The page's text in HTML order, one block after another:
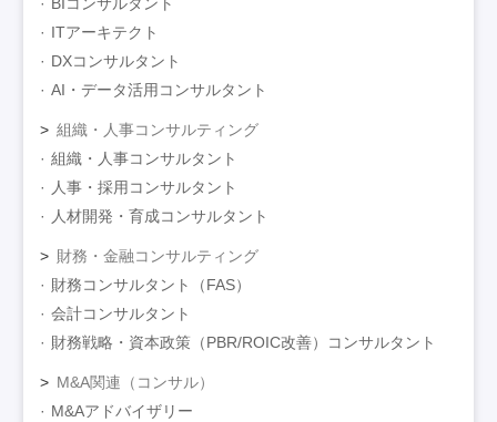
ITアーキテクト
DXコンサルタント
AI・データ活用コンサルタント
組織・人事コンサルティング
組織・人事コンサルタント
人事・採用コンサルタント
人材開発・育成コンサルタント
財務・金融コンサルティング
財務コンサルタント（FAS）
会計コンサルタント
財務戦略・資本政策（PBR/ROIC改善）コンサルタント
M&A関連（コンサル）
M&Aアドバイザリー